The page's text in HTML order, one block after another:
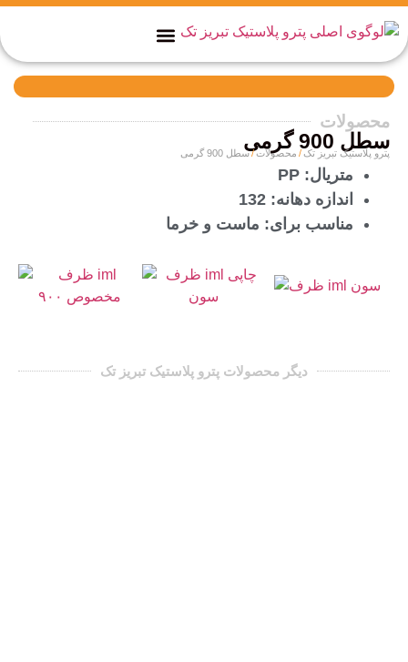
محصولات
سطل 900 گرمی
پترو پلاستیک تبریز تک محصولات سطل 900 گرمی
متريال: PP
اندازه دهانه: 132
مناسب براى: ماست و خرما
دیگر محصولات پترو پلاستیک تبریز تک